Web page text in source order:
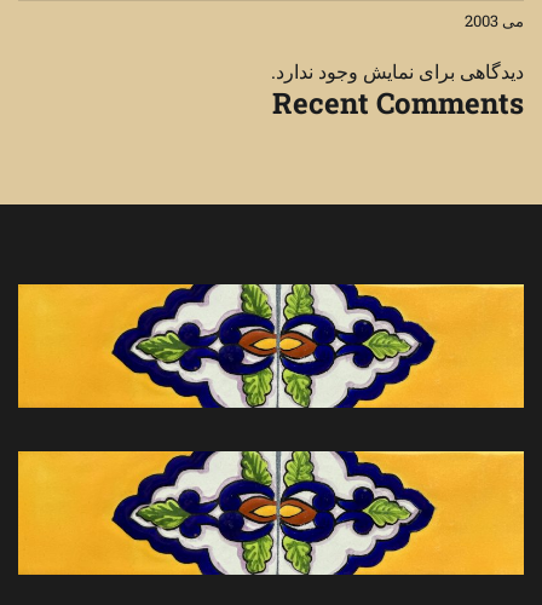
می 2003
دیدگاهی برای نمایش وجود ندارد.
Recent Comments